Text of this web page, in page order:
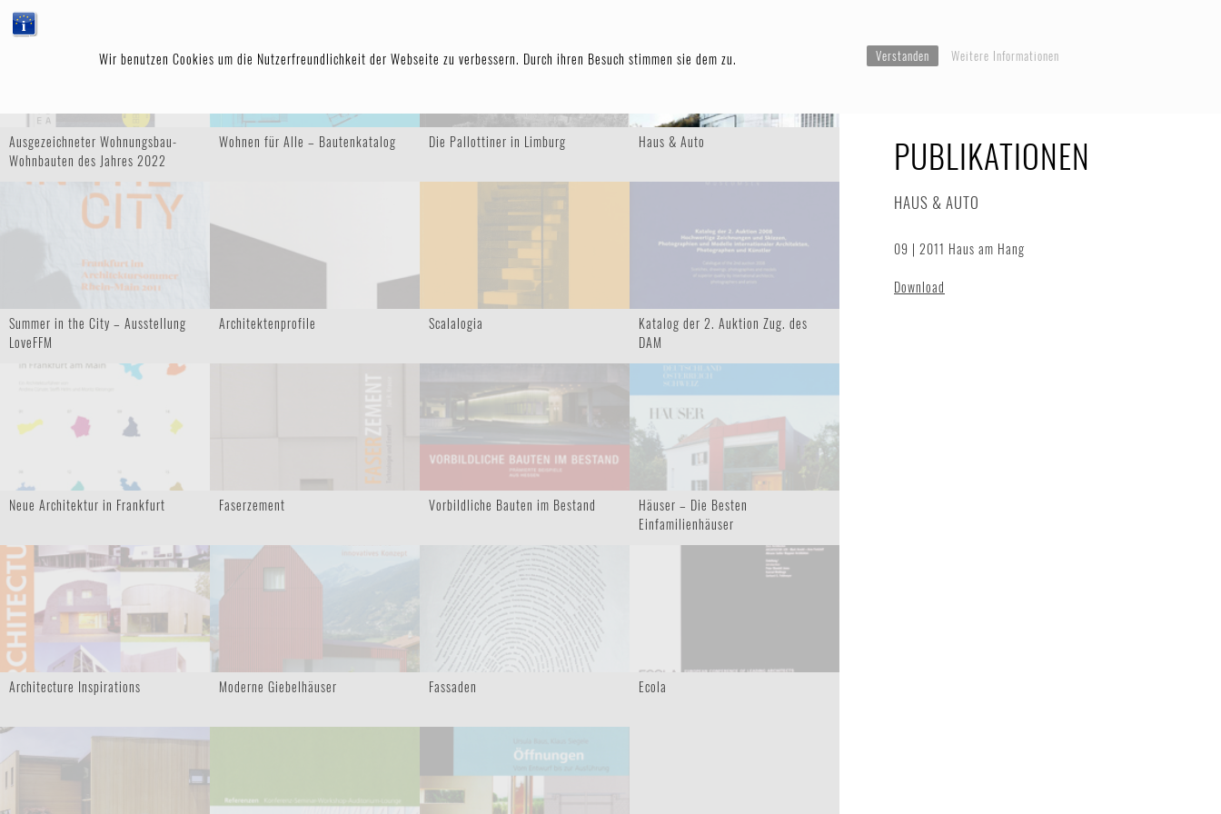
Wir benutzen Cookies um die Nutzerfreundlichkeit der Webseite zu verbessern. Durch ihren Besuch stimmen sie dem zu. Verstanden Weitere Informationen
MMZ ARCHITEKTEN
Ausgezeichneter Wohnungsbau-
Wohnbauten des Jahres 2022
Wohnen für Alle – Bautenkatalog Die Pallottiner in Limburg Haus & Auto
Summer in the City – Ausstellung
LoveFFM
Architektenprofile Scalalogia
Katalog der 2. Auktion Zug. des
DAM
Neue Architektur in Frankfurt Faserzement Vorbildliche Bauten im Bestand
Häuser – Die Besten
Einfamilienhäuser
Architecture Inspirations Moderne Giebelhäuser Fassaden Ecola
PUBLIKATIONEN
HAUS & AUTO
09 | 2011 Haus am Hang
Download